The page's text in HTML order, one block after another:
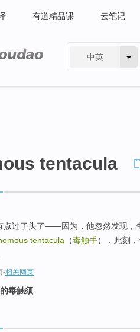
有道精品课 云笔记
中英
tentacula
点过了头了——因为，他忽然发现
tentacula （毒触手），此刻
-相关网页
毒触须